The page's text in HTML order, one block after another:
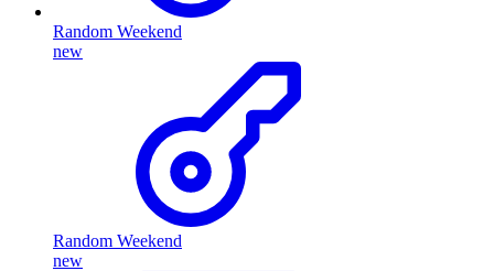
Random Weekend
new
Random Weekend
new